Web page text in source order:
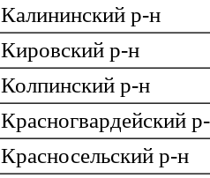
Калининский р-н
Кировский р-н
Колпинский р-н
Красногвардейский
Красносельский р-н